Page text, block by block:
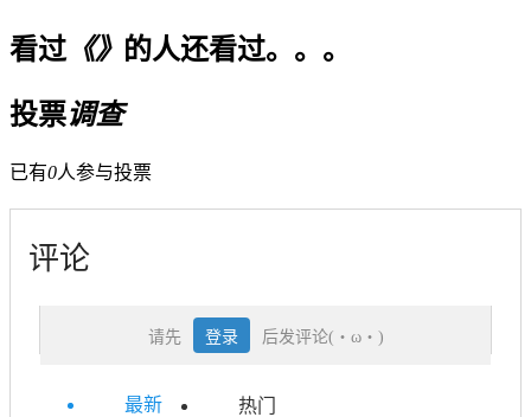
看过《》 的人还看过。。。
投票调查
已有0人参与投票
评论
请先 登录 后发评论(・ω・)
最新 热门